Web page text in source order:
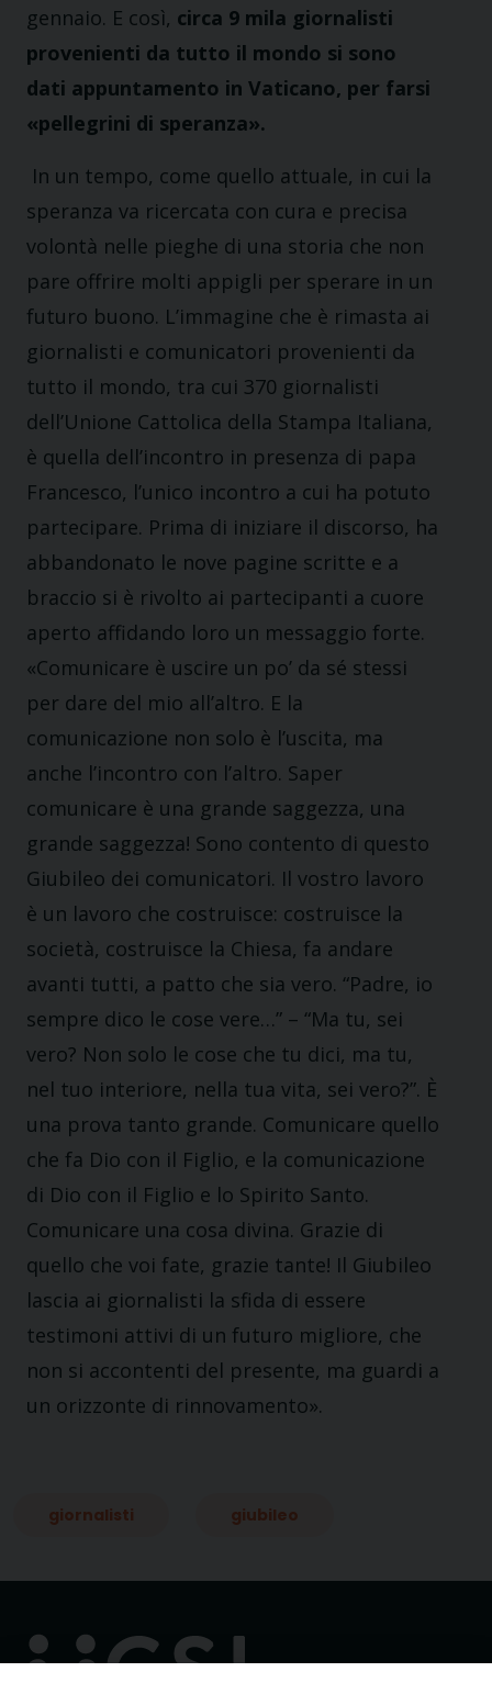
gennaio. E così, circa 9 mila giornalisti
provenienti da tutto il mondo si sono
dati appuntamento in Vaticano, per farsi
«pellegrini di speranza».
In un tempo, come quello attuale, in cui la
speranza va ricercata con cura e precisa
volontà nelle pieghe di una storia che non
pare offrire molti appigli per sperare in un
futuro buono. L’immagine che è rimasta ai
giornalisti e comunicatori provenienti da
tutto il mondo, tra cui 370 giornalisti
dell’Unione Cattolica della Stampa Italiana,
è quella dell’incontro in presenza di papa
Francesco, l’unico incontro a cui ha potuto
partecipare. Prima di iniziare il discorso, ha
abbandonato le nove pagine scritte e a
braccio si è rivolto ai partecipanti a cuore
aperto affidando loro un messaggio forte.
«Comunicare è uscire un po’ da sé stessi
per dare del mio all’altro. E la
comunicazione non solo è l’uscita, ma
anche l’incontro con l’altro. Saper
comunicare è una grande saggezza, una
grande saggezza! Sono contento di questo
Giubileo dei comunicatori. Il vostro lavoro
è un lavoro che costruisce: costruisce la
società, costruisce la Chiesa, fa andare
avanti tutti, a patto che sia vero. “Padre, io
sempre dico le cose vere…” – “Ma tu, sei
vero? Non solo le cose che tu dici, ma tu,
nel tuo interiore, nella tua vita, sei vero?”. È
una prova tanto grande. Comunicare quello
che fa Dio con il Figlio, e la comunicazione
di Dio con il Figlio e lo Spirito Santo.
Comunicare una cosa divina. Grazie di
quello che voi fate, grazie tante! Il Giubileo
lascia ai giornalisti la sfida di essere
testimoni attivi di un futuro migliore, che
non si accontenti del presente, ma guardi a
un orizzonte di rinnovamento».
giornalisti giubileo